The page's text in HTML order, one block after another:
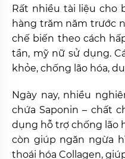
Rất nhiều tài liệu cho
hàng trăm năm trước
chế biến theo cách
tần, mỹ nữ sử dụng.
khỏe, chống lão hóa,
Ngày nay, nhiều
chứa Saponin – chất
dụng hỗ trợ chống lão
còn giúp ngăn ngừa
thoái hóa Collagen,